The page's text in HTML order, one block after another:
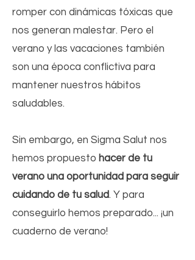
romper con dinámicas tóxicas que
nos generan malestar. Pero el
verano y las vacaciones también
son una época conflictiva para
mantener nuestros hábitos
saludables.
Sin embargo, en Sigma Salut nos
hemos propuesto hacer de tu
verano una oportunidad para seguir
cuidando de tu salud. Y para
conseguirlo hemos preparado... ¡un
cuaderno de verano!